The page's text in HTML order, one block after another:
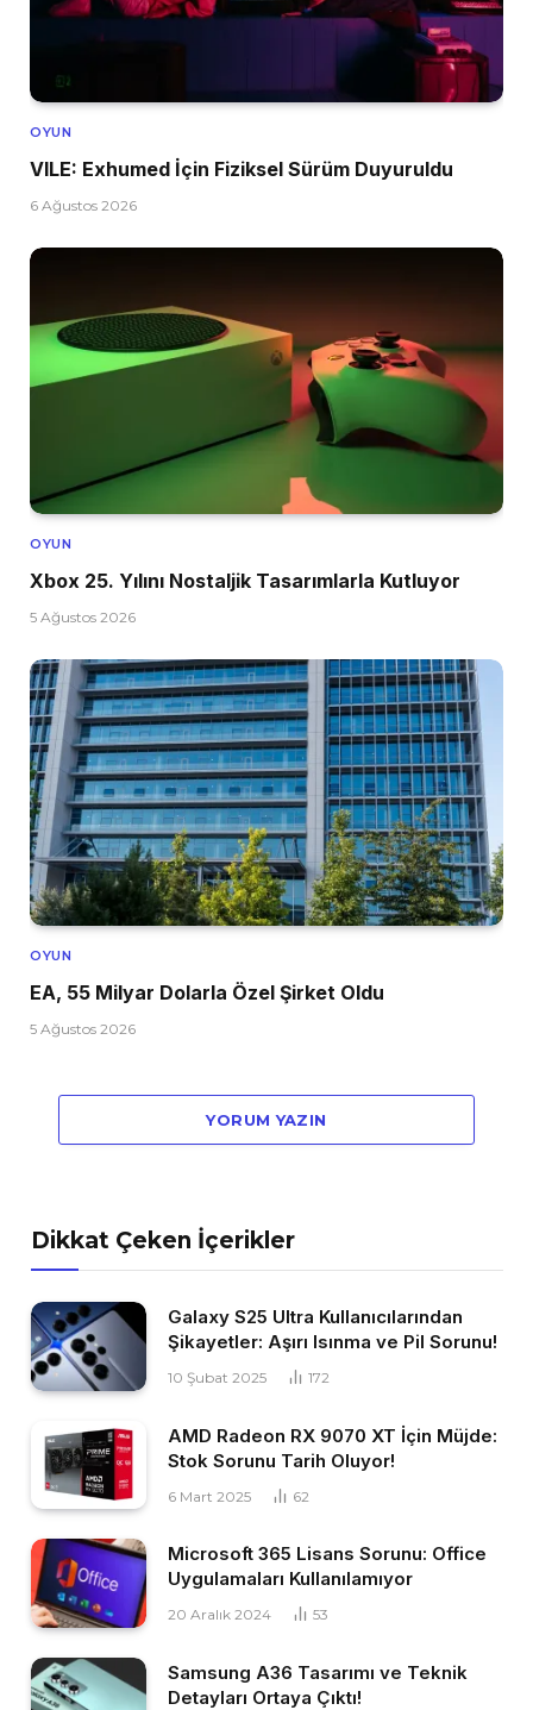
OYUN
VILE: Exhumed İçin Fiziksel Sürüm Duyuruldu
6 Ağustos 2026
OYUN
Xbox 25. Yılını Nostaljik Tasarımlarla Kutluyor
5 Ağustos 2026
OYUN
EA, 55 Milyar Dolarla Özel Şirket Oldu
5 Ağustos 2026
YORUM YAZIN
Dikkat Çeken İçerikler
Galaxy S25 Ultra Kullanıcılarından
Şikayetler: Aşırı Isınma ve Pil Sorunu!
10 Şubat 2025 172
AMD Radeon RX 9070 XT İçin Müjde:
Stok Sorunu Tarih Oluyor!
6 Mart 2025 62
Microsoft 365 Lisans Sorunu: Office
Uygulamaları Kullanılamıyor
20 Aralık 2024 53
Samsung A36 Tasarımı ve Teknik
Detayları Ortaya Çıktı!